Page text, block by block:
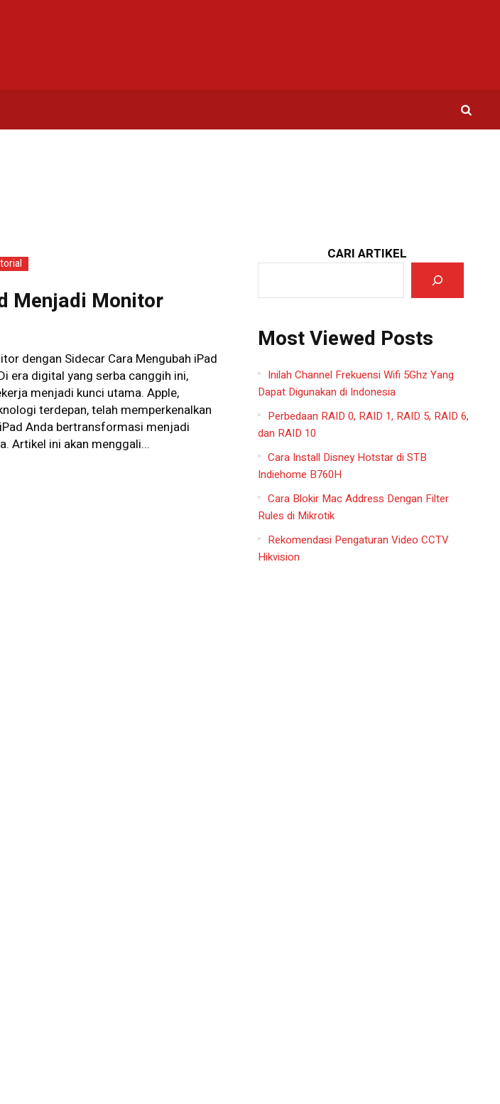
Menjadi Monitor
dengan Sidecar Cara Mengubah iPad
era digital yang serba canggih ini,
menjadi kunci utama. Apple,
terdepan, telah memperkenalkan
Anda bertransformasi menjadi
Artikel ini akan menggali...
CARI ARTIKEL
Most Viewed Posts
Inilah Channel Frekuensi Wifi 5Ghz Yang
Dapat Digunakan di Indonesia
Perbedaan RAID 0, RAID 1, RAID 5, RAID 6,
dan RAID 10
Cara Install Disney Hotstar di STB
Indiehome B760H
Cara Blokir Mac Address Dengan Filter
Rules di Mikrotik
Rekomendasi Pengaturan Video CCTV
Hikvision